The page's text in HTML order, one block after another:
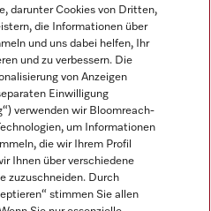
darunter Cookies von Dritten,
die Informationen über
und uns dabei helfen, Ihr
und zu verbessern. Die
von Anzeigen
Einwilligung
verwenden wir Bloomreach-
um Informationen
die wir Ihrem Profil
Ihnen über verschiedene
zuzuschneiden. Durch
stimmen Sie allen